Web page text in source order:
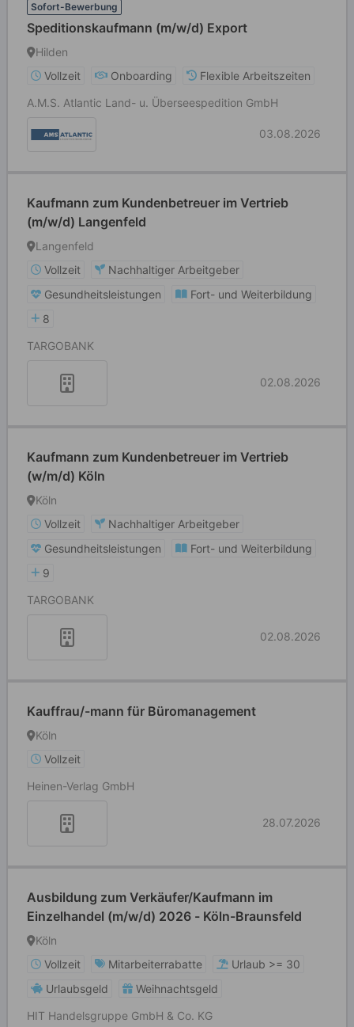
Sofort-Bewerbung
Speditionskaufmann (m/w/d) Export
Hilden
Vollzeit
Onboarding
Flexible Arbeitszeiten
A.M.S. Atlantic Land- u. Überseespedition GmbH
03.08.2026
Kaufmann zum Kundenbetreuer im Vertrieb
(m/w/d) Langenfeld
Langenfeld
Vollzeit
Nachhaltiger Arbeitgeber
Gesundheitsleistungen
Fort- und Weiterbildung
8
TARGOBANK
02.08.2026
Kaufmann zum Kundenbetreuer im Vertrieb
(w/m/d) Köln
Köln
Vollzeit
Nachhaltiger Arbeitgeber
Gesundheitsleistungen
Fort- und Weiterbildung
9
TARGOBANK
02.08.2026
Kauffrau/-mann für Büromanagement
Köln
Vollzeit
Heinen-Verlag GmbH
28.07.2026
Ausbildung zum Verkäufer/Kaufmann im
Einzelhandel (m/w/d) 2026 - Köln-Braunsfeld
Köln
Vollzeit
Mitarbeiterrabatte
Urlaub >= 30
Urlaubsgeld
Weihnachtsgeld
HIT Handelsgruppe GmbH & Co. KG